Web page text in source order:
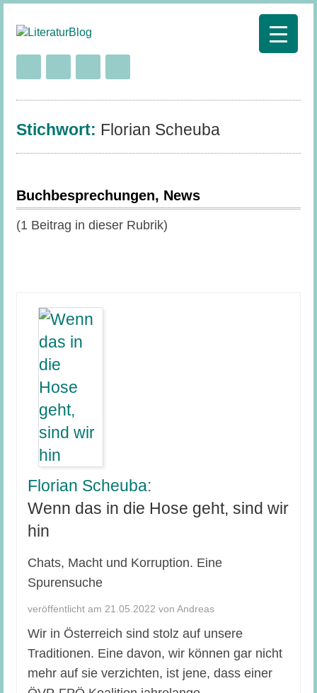
Stichwort: Florian Scheuba
Buchbesprechungen, News
(1 Beitrag in dieser Rubrik)
Florian Scheuba:
Wenn das in die Hose geht, sind wir
hin
Chats, Macht und Korruption. Eine
Spurensuche
veröffentlicht am 21.05.2022 von Andreas
Wir in Österreich sind stolz auf unsere
Traditionen. Eine davon, wir können gar nicht
mehr auf sie verzichten, ist jene, dass einer